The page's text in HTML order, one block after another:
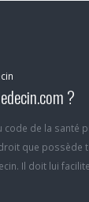
?
code de la santé
que possède
Il doit lui